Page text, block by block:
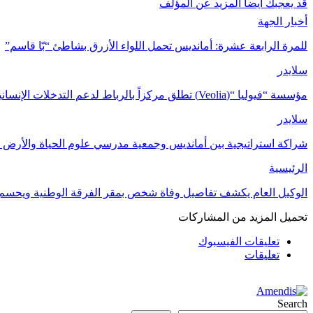
قد يعجبك ايضا المزيد عن المؤلف
أخبار الجهة
للمرة الرابعة عشرة: أمانديس تحمل اللواء الأزرق بشاطئ “بّا قاسم”
سلايدر
مؤسسة “فيوليا “(Veolia) تطلق مركزاً بالرباط لدعم التدخلات الإنسانية في…
سلايدر
شراكة استراتيجية بين أمانديس وجمعية مدرسي علوم الحياة والأرض
الرئيسية
الوكيل العام يكشف تفاصيل وفاة شخص بمقر الفرقة الوطنية
تحميل المزيد من المشاركات
تعليقات الفيسبوك
تعليقات
Search